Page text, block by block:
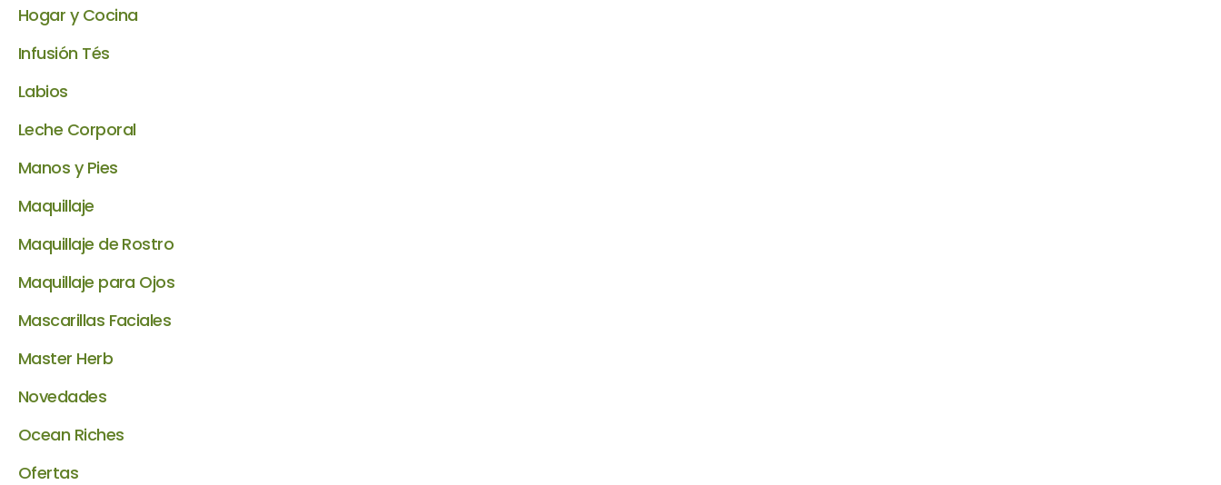
Hogar y Cocina
Infusión Tés
Labios
Leche Corporal
Manos y Pies
Maquillaje
Maquillaje de Rostro
Maquillaje para Ojos
Mascarillas Faciales
Master Herb
Novedades
Ocean Riches
Ofertas